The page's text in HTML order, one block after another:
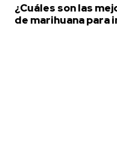
¿Cuáles son las
de marihuana para